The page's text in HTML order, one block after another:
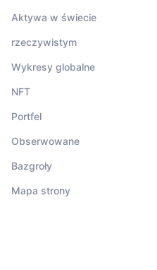
Aktywa w świecie
rzeczywistym
Wykresy globalne
NFT
Portfel
Obserwowane
Bazgroły
Mapa strony